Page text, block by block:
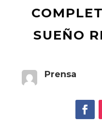
SUEÑO
Prensa